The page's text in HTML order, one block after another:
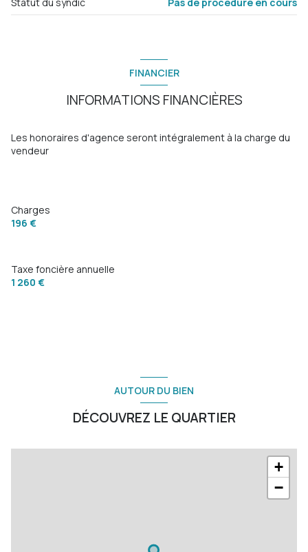
interphone
quartier Saint Roch
FINANCIER
INFORMATIONS FINANCIÈRES
Les honoraires d'agence seront intégralement à la charge du
vendeur
Charges
196 €
Taxe foncière annuelle
1 260 €
AUTOUR DU BIEN
DÉCOUVREZ LE QUARTIER
+
−